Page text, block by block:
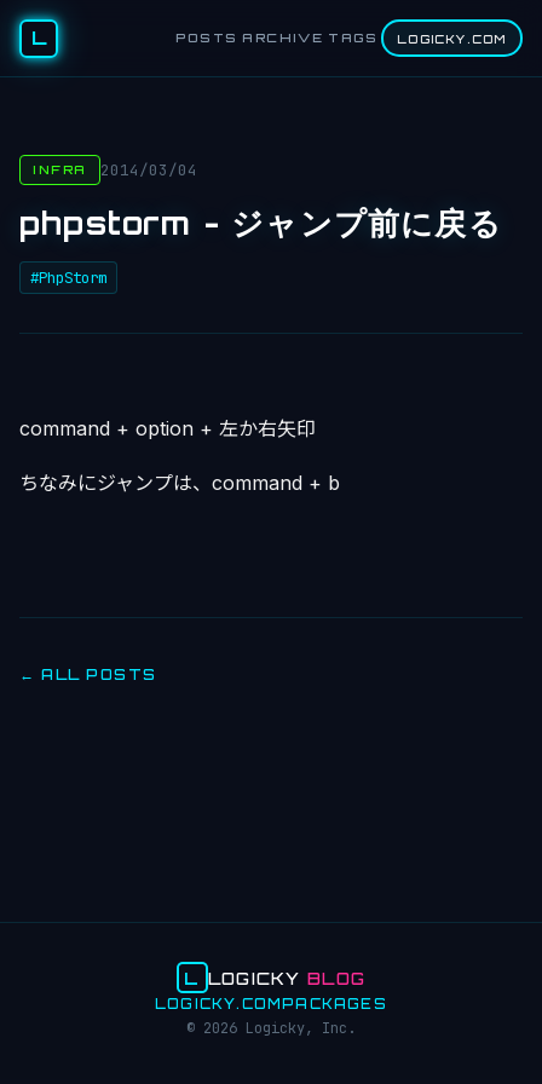
L POSTS ARCHIVE TAGS LOGICKY.COM
INFRA 2014/03/04
phpstorm - ジャンプ前に戻る
#PhpStorm
command + option + 左か右矢印
ちなみにジャンプは、command + b
← ALL POSTS
L LOGICKYBLOG
LOGICKY.COM PACKAGES
© 2026 Logicky, Inc.